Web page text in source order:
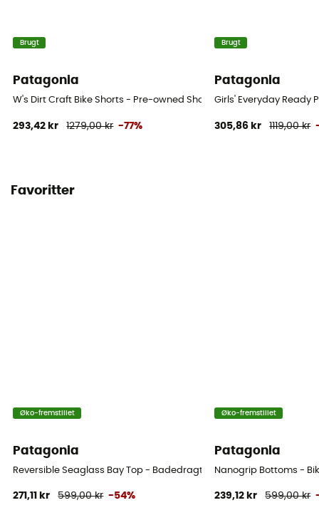
Brugt
Patagonia
W's Dirt Craft Bike Shorts - Pre-owned Short - Damer - Lilla - 36
293,42 kr 1279,00 kr -77%
Brugt
Patagonia
Girls' Everyday Ready
305,86 kr 1119,00 kr
Favoritter
Øko-fremstillet
Patagonia
Reversible Seaglass Bay Top - Badedragt
271,11 kr 599,00 kr -54%
Øko-fremstillet
Patagonia
Nanogrip Bottoms -
239,12 kr 599,00 kr